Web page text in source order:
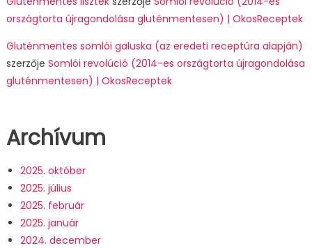
országtorta újragondolása gluténmentesen) | OkosReceptek
Gluténmentes somlói galuska (az eredeti receptúra alapján)
szerzője Somlói revolúció (2014-es országtorta újragondolása
gluténmentesen) | OkosReceptek
Archívum
2025. október
2025. július
2025. február
2025. január
2024. december